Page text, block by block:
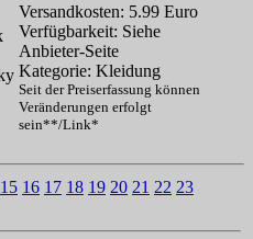
Versandkosten: 5.99 Euro
Verfügbarkeit: Siehe
Anbieter-Seite
Kategorie: Kleidung
Seit der Preiserfassung können
Veränderungen erfolgt
sein**/Link*
15 16 17 18 19 20 21 22 23